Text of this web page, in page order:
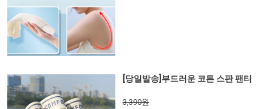
[당일발송]부드러운 코튼 스판 팬티
3,390원